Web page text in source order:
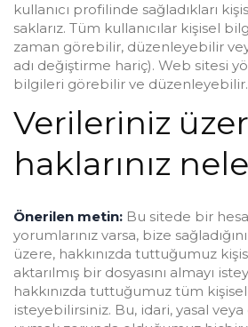
kullanıcı profilinde sağladıkları
saklarız. Tüm kullanıcılar kişisel
zaman görebilir, düzenleyebilir
adı değiştirme hariç). Web sitesi
bilgileri görebilir ve düzenleyebilir.
Verileriniz
haklarınız
Önerilen metin: Bu sitede bir
yorumlarınız varsa, bize
üzere, hakkınızda tuttuğumuz
aktarılmış bir dosyasını almayı
hakkınızda tuttuğumuz tüm
isteyebilirsiniz. Bu, idari, yasal